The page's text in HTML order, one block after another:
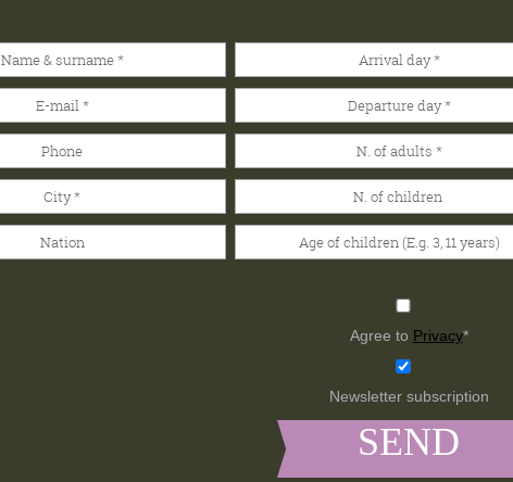
Agree to Privacy*
Newsletter subscription